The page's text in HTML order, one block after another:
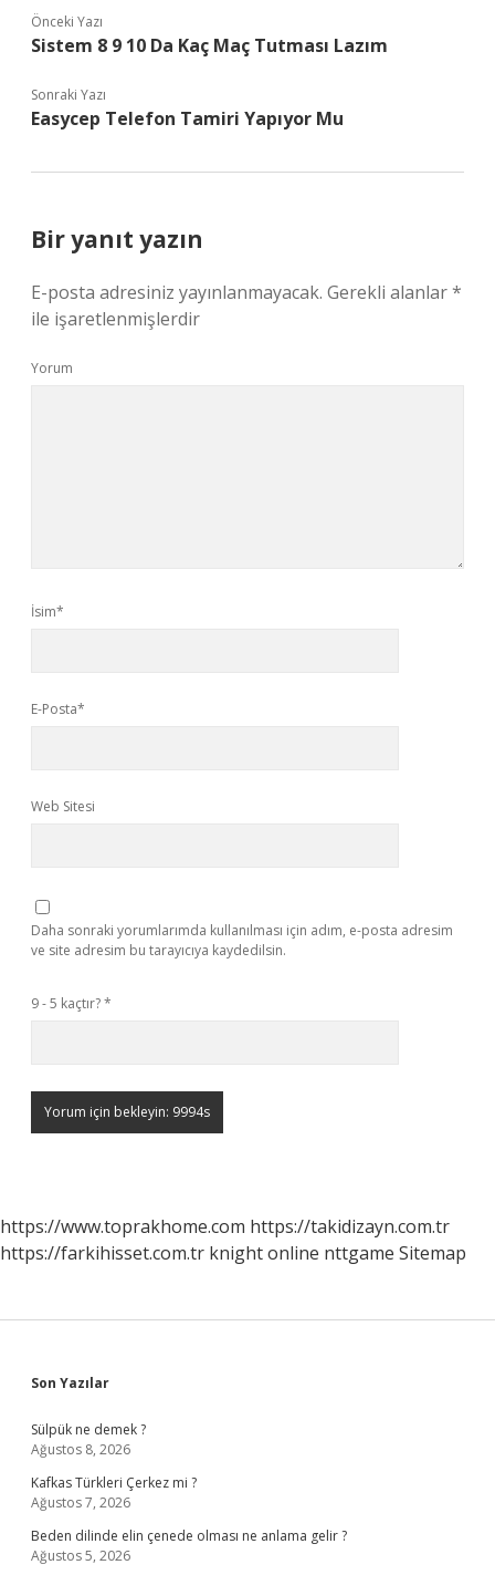
Önceki Yazı
Sistem 8 9 10 Da Kaç Maç Tutması Lazım
Sonraki Yazı
Easycep Telefon Tamiri Yapıyor Mu
Bir yanıt yazın
E-posta adresiniz yayınlanmayacak. Gerekli alanlar*
ile işaretlenmişlerdir
Yorum
İsim*
E-Posta*
Web Sitesi
Daha sonraki yorumlarımda kullanılması için adım, e-posta adresim
ve site adresim bu tarayıcıya kaydedilsin.
9 - 5 kaçtır?*
https://www.toprakhome.com https://takidizayn.com.tr
https://farkihisset.com.tr knight online nttgame Sitemap
Sidebar
Son Yazılar
Sülpük ne demek ?
Ağustos 8, 2026
Kafkas Türkleri Çerkez mi ?
Ağustos 7, 2026
Beden dilinde elin çenede olması ne anlama gelir ?
Ağustos 5, 2026